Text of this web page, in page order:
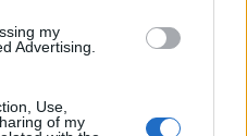
my
Advertising.
Use,
of my
– «Το coming out δεν
καινούργιος»